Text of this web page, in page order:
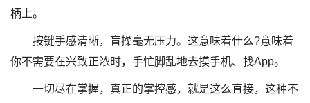
柄上。
按键手感清晰，盲操毫无压力。这意味着什么?意味着
你不需要在兴致正浓时，手忙脚乱地去摸手机、找App。
一切尽在掌握，真正的掌控感，就是这么直接，这种不